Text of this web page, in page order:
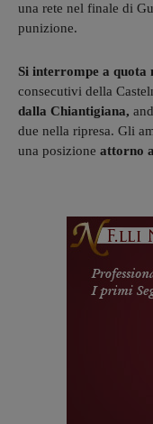
una rete nel finale di
punizione.
Si interrompe a quota
consecutivi della
dalla Chiantigiana,
due nella ripresa. Gli
una posizione attorno a